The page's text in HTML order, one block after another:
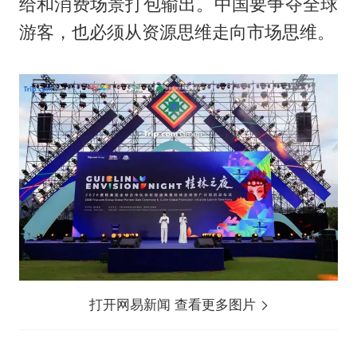
游客，也必须从资源思维走向市场思维。
打开网易新闻 查看更多图片